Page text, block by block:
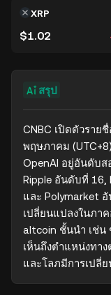
XRP
$1.02
สรุป
CNBC เปิดตัวราย
พฤษภาคม
OpenAI อยู่อันดับ
Ripple อันดับที่ 16,
และ Polymarket
เปลี่ยนแปลงในภา
altcoin ชั้นนำ เช่น
เห็นถึงตำแหน่งทา
และโลภมีการเปลี่